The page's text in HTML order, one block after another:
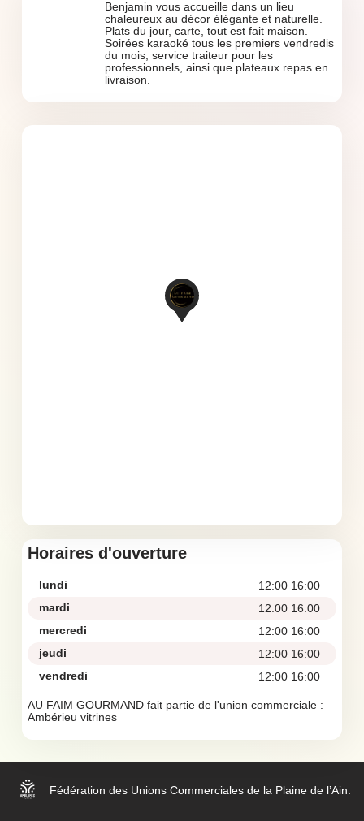
Benjamin vous accueille dans un lieu
chaleureux au décor élégante et naturelle.
Plats du jour, carte, tout est fait maison.
Soirées karaoké tous les premiers vendredis
du mois, service traiteur pour les
professionnels, ainsi que plateaux repas en
livraison.
Horaires d'ouverture
lundi
12:00 16:00
mardi
12:00 16:00
mercredi
12:00 16:00
jeudi
12:00 16:00
vendredi
12:00 16:00
AU FAIM GOURMAND fait partie de l'union commerciale :
Ambérieu vitrines
Fédération des Unions Commerciales de la Plaine de l’Ain.